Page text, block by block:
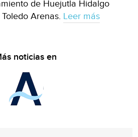
de Huejutla Hidalgo
Arenas. Leer más
noticias en